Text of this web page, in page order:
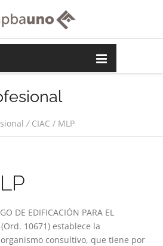
/CIAC / MLP
DE EDIFICACIÓN PARA EL
(Ord. 10671) establece la
consultivo, que tiene por